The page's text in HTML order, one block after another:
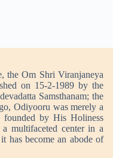
the Om Shri Viranjaneya
on 15-2-1989 by the
Samsthanam; the
Odiyooru was merely a
founded by His Holiness
multifaceted center in a
has become an abode of